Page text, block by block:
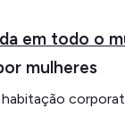
em todo o
mulheres